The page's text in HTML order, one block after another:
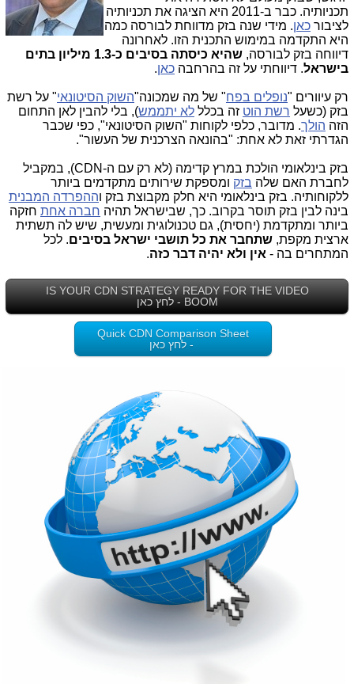
תכניותיה. כבר ב-2011 היא הציגה את תכניותיה
לציבור כאן. מידי שנה בזק מדווחת לבורסה כמה
היא התקדמה במימוש התכנית הזו. לאחרונה
דיווחה בזק לבורסה,
שהיא כיסתה בסיבים כ-1.3 מיליון בתים
בישראל. דיווחתי על זה בהרחבה כאן.
רק עיוורים "נופלים בפח" של מה שמכונה"השוק הסיטונאי" על רשת
בזק (כשעל רשת הוט זה בכלל לא יתממש), בלי להבין לאן התחום
הזה הולך. מדובר, כלפי לקוחות "השוק הסיטונאי", כפי שכבר
הגדרתי זאת לא אחת: "בהונאה הצרכנית של העשור".
בזק בינלאומי הולכת במרץ קדימה (לא רק עם ה-CDN), במקביל
לחברת האם שלה בזק ומספקת שירותים מתקדמים ביותר
ללקוחותיה. בזק בינלאומי היא חלק מקבוצת בזק וההפרדה המבנית
בינה לבין בזק תוסר בקרוב. כך, שבישראל תהיה חברה אחת חזקה
ביותר ומתקדמת (יחסית), גם טכנולוגית ומעשית, שיש לה תשתית
ארצית מקפת, שתחבר את כל תושבי ישראל בסיבים. לכל
המתחרים בה - אין ולא יהיה דבר כזה.
IS YOUR CDN STRATEGY READY FOR THE VIDEO
BOOM - לחץ כאן
Quick CDN Comparison Sheet
- לחץ כאן